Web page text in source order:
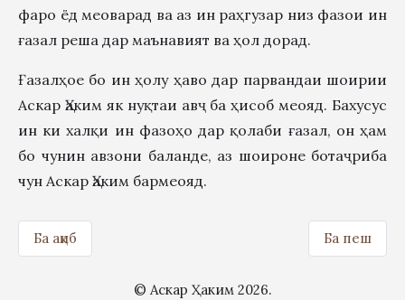
фаро ёд меоварад ва аз ин раҳгузар низ фазои ин
ғазал реша дар маънавият ва ҳол дорад.
Ғазалҳое бо ин ҳолу ҳаво дар парвандаи шоирии
Аскар Ҳаким як нуқтаи авҷ ба ҳисоб меояд. Бахусус
ин ки халқи ин фазоҳо дар қолаби ғазал, он ҳам
бо чунин авзони баланде, аз шоироне ботаҷриба
чун Аскар Ҳаким бармеояд.
Ба ақиб Ба пеш
© Аскар Ҳаким 2026.